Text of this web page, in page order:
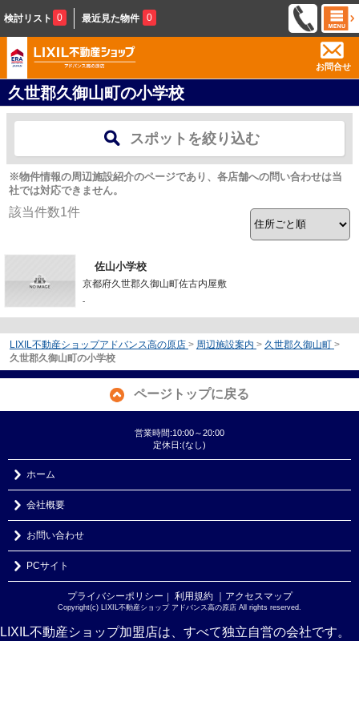
検討リスト 0 最近見た物件 0
お問合せ
久世郡久御山町の小学校
スポットを絞り込む
※物件情報の周辺施設紹介のページであり、各店舗への問い合わせは当
社では対応できません。
該当件数1件
佐山小学校
京都府久世郡久御山町佐古内屋敷
-
LIXIL不動産ショップアドバンス高の原店 > 周辺施設案内 > 久世郡久御山町 >
久世郡久御山町の小学校
ページトップに戻る
営業時間:10:00～20:00
定休日:(なし)
ホーム
会社概要
お問い合わせ
PCサイト
プライバシーポリシー ｜ 利用規約 ｜アクセスマップ
Copyright(c) LIXIL不動産ショップ アドバンス高の原店 All rights reserved.
LIXIL不動産ショップ加盟店は、すべて独立自営の会社です。